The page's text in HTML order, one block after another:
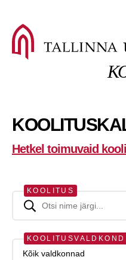
Hetkel toimuvaid
KOOLITUS
KOOLITUSVALDKOND